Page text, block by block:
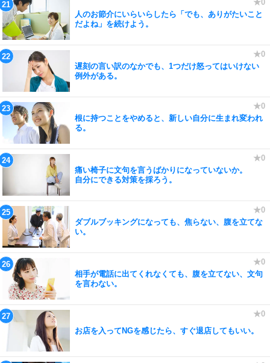
人のお節介にいらいらしたら「でも、ありがたいこと
だよね」を続けよう。
遅刻の言い訳のなかでも、1つだけ怒ってはいけない
例外がある。
根に持つことをやめると、新しい自分に生まれ変われ
る。
痛い椅子に文句を言うばかりになっていないか。
自分にできる対策を採ろう。
ダブルブッキングになっても、焦らない、腹を立てな
い。
相手が電話に出てくれなくても、腹を立てない、文句
を言わない。
お店を入ってNGを感じたら、すぐ退店してもいい。